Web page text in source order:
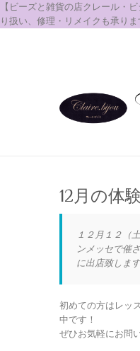
【ビーズと雑貨の店クレール・
り扱い、修理・リメイクも承りま
12月の体
１２月１２（
ンメッセで催
に出店致しま
初めての方はレッ
中です！
ぜひお気軽にお問